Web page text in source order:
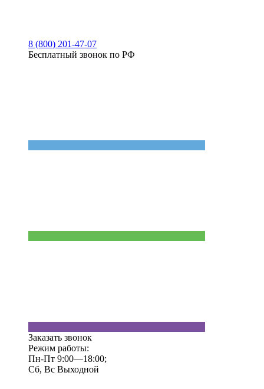
8 (800) 201-47-07
Бесплатный звонок по РФ
Заказать звонок
Режим работы:
Пн-Пт 9:00—18:00;
Сб, Вс Выходной